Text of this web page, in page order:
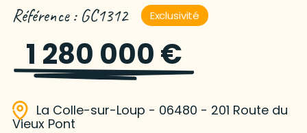
Référence : GC1312 Exclusivité
1 280 000 €
La Colle-sur-Loup - 06480 - 201 Route du
Vieux Pont